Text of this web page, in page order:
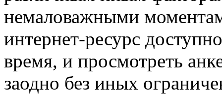
немаловажными
интернет-ресурс
время, и просмотреть
заодно без иных